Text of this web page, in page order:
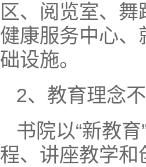
区、阅览室、
健康服务中心
础设施。
2、教育理念
书院以“新教
程、讲座教学